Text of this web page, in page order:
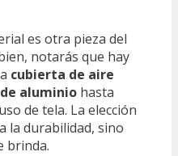
es otra pieza del
notarás que hay
cubierta de aire
aluminio hasta
de tela. La elección
la durabilidad, sino
brinda.